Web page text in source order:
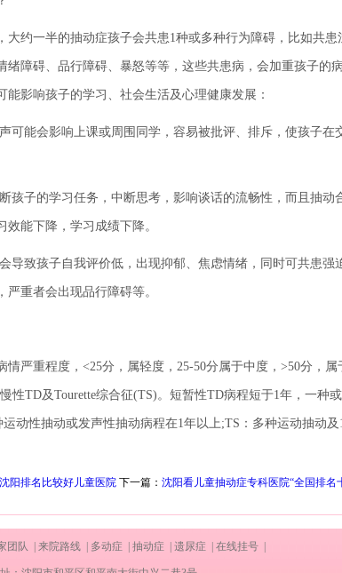
约一半的抽动症孩子会共患1种或多种行为障碍，比如共患
障碍、品行障碍、暴怒等等，这些共患病，会加重孩子的
影响孩子的学习、社会生活及心理健康发展：
能会影响上课或周围同学，容易被批评、排斥，使孩子在
子的学习任务，中断思考，影响谈话的流畅性，而且抽动
能下降，学习成绩下降。
孩子自我评价低，出现抑郁、焦虑情绪，同时可共患强
重者会出现品行障碍等。
重程度，<25分，属轻度，25-50分属于中度，>50分，属
性TD及Tourette综合征(TS)。短暂性TD病程短于1年，一种
动性抽动或发声性抽动病程在1年以上;TS：多种运动抽动
阳排名比较好儿童医院 下一篇： 沈阳看儿童抽动症专科医院“全国排名
团队 | 来院路线 | 多动症 | 抽动症 | 遗尿症 | 在线挂号 |